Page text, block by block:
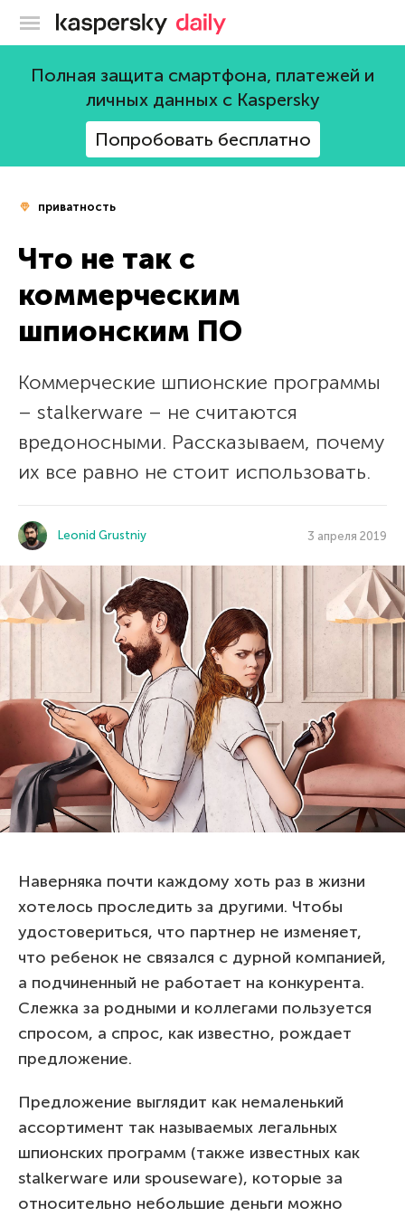
Блог Касперского
Полная защита смартфона, платежей и
личных данных с Kaspersky
Попробовать бесплатно
приватность
Что не так с
коммерческим
шпионским ПО
Коммерческие шпионские программы
– stalkerware – не считаются
вредоносными. Рассказываем, почему
их все равно не стоит использовать.
Leonid Grustniy 3 апреля 2019
Наверняка почти каждому хоть раз в жизни
хотелось проследить за другими. Чтобы
удостовериться, что партнер не изменяет,
что ребенок не связался с дурной компанией,
а подчиненный не работает на конкурента.
Слежка за родными и коллегами пользуется
спросом, а спрос, как известно, рождает
предложение.
Предложение выглядит как немаленький
ассортимент так называемых легальных
шпионских программ (также известных как
stalkerware или spouseware), которые за
относительно небольшие деньги можно